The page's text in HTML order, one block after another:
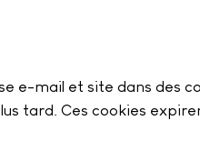
e-mail et site dans des
tard. Ces cookies